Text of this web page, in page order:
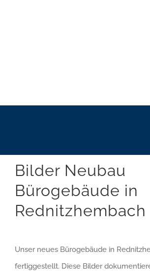
Bilder Neubau
Bürogebäude in
Rednitzhembach
Unser neues Bürogebäude in
fertiggestellt. Diese Bilder